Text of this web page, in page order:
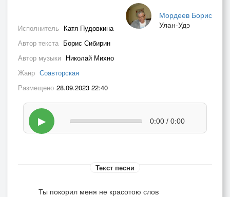
Мордеев Борис
Улан-Удэ
Исполнитель Катя Пудовкина
Автор текста Борис Сибирин
Автор музыки Николай Михно
Жанр Соавторская
Размещено 28.09.2023 22:40
▶ 0:00 / 0:00
Текст песни
Ты покорил меня не красотою слов